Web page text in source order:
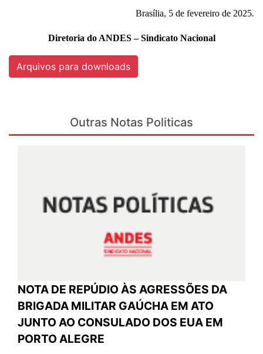
Brasília, 5 de fevereiro de 2025.
Diretoria do ANDES – Sindicato Nacional
Arquivos para downloads
Outras Notas Politicas
NOTA DE REPÚDIO ÀS AGRESSÕES DA
BRIGADA MILITAR GAÚCHA EM ATO
JUNTO AO CONSULADO DOS EUA EM
PORTO ALEGRE